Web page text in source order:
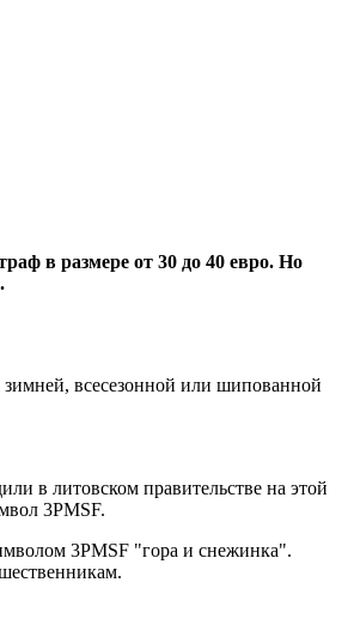
в размере от 30 до 40 евро. Но
зимней, всесезонной или шипованной
в литовском правительстве на этой
3PMSF.
3PMSF "гора и снежинка".